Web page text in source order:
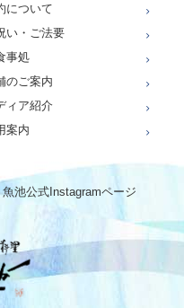
について
い・ご法要
事処
のご案内
ィア紹介
案内
魚池公式Instagramページ
仕出し、お